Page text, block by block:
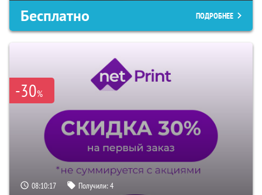
Бесплатно ПОДРОБНЕЕ
-30%
08:10:16 Получили:4